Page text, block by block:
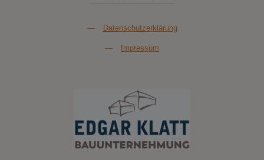
— Datenschutzerklärung
— Impressum